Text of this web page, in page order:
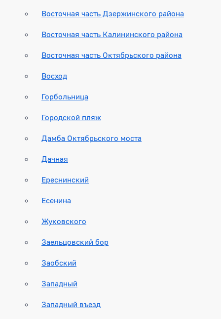
Восточная часть Дзержинского района
Восточная часть Калининского района
Восточная часть Октябрьского района
Восход
Горбольница
Городской пляж
Дамба Октябрьского моста
Дачная
Ереснинский
Есенина
Жуковского
Заельцовский бор
Заобский
Западный
Западный въезд